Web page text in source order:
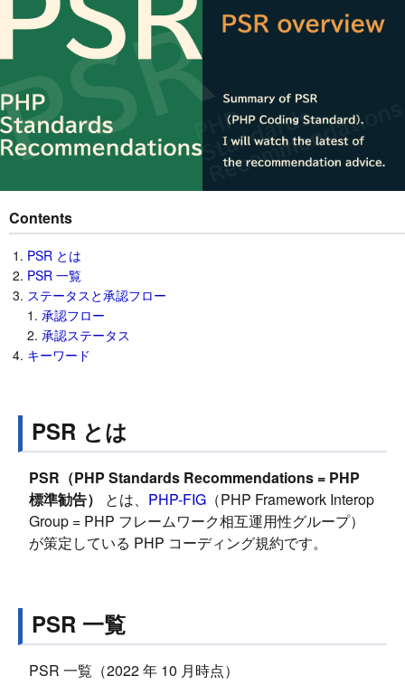
Contents
PSR とは
PSR 一覧
ステータスと承認フロー
承認フロー
承認ステータス
キーワード
PSR とは
PSR（PHP Standards Recommendations = PHP
標準勧告）
とは、 PHP-FIG （PHP Framework Interop
Group = PHP フレームワーク相互運用性グループ）
が策定している PHP コーディング規約です。
PSR 一覧
PSR 一覧（2022 年 10 月時点）